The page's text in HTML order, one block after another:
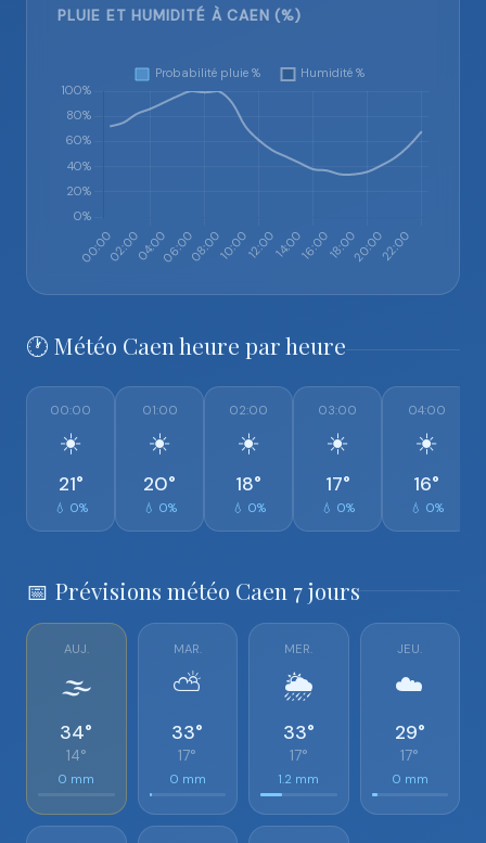
PLUIE ET HUMIDITÉ À CAEN (%)
🕐 Météo Caen heure par heure
00:00
☀️
21°
💧 0%
01:00
☀️
20°
💧 0%
02:00
☀️
18°
💧 0%
03:00
☀️
17°
💧 0%
04:00
☀️
16°
💧 0%
📅 Prévisions météo Caen 7 jours
AUJ.
🌫️
34°
14°
0 mm
MAR.
⛅
33°
17°
0 mm
MER.
🌦️
33°
17°
1.2 mm
JEU.
☁️
29°
17°
0 mm